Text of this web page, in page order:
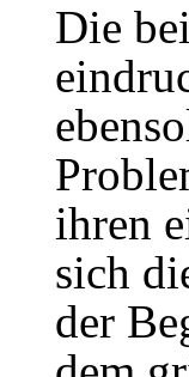
Die
ihren
sich
der